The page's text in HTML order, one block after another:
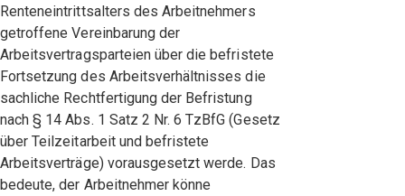
Renteneintrittsalters des Arbeitnehmers
getroffene Vereinbarung der
Arbeitsvertragsparteien über die befristete
Fortsetzung des Arbeitsverhältnisses die
sachliche Rechtfertigung der Befristung
nach § 14 Abs. 1 Satz 2 Nr. 6 TzBfG (Gesetz
über Teilzeitarbeit und befristete
Arbeitsverträge) vorausgesetzt werde. Das
bedeute, der Arbeitnehmer könne